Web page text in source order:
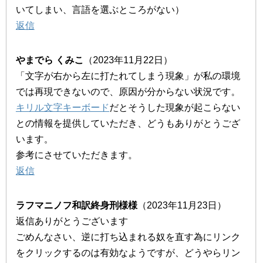
いてしまい、言語を選ぶところがない）
返信
やまでら くみこ
（2023年11月22日）
「文字が右から左に打たれてしまう現象」が私の環境
では再現できないので、原因が分からない状況です。
キリル文字キーボードだとそうした現象が起こらない
との情報を提供していただき、どうもありがとうござ
います。
参考にさせていただきます。
返信
ラフマニノフ和訳終身刑様様 （2023年11月23日）
返信ありがとうございます
ごめんなさい、逆に打ち込まれる奴を直す為にリンク
をクリックするのは有効なようですが、どうやらリン